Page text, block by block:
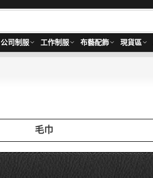
公司制服 工作制服 布藝配飾 現貨區
毛巾